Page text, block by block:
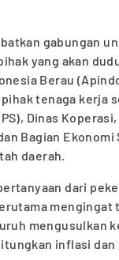
gabungan
yang akan
Berau
tenaga kerja
Dinas
Bagian
daerah.
dari
mengingat
mengusulkan
inflasi dan